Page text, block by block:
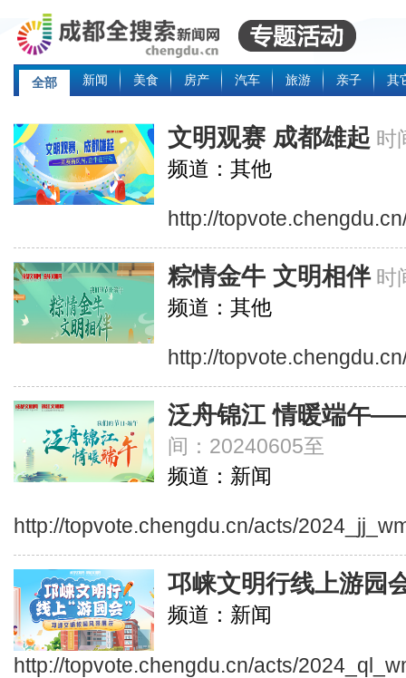
全部 新闻 美食 房产 汽车 旅游 亲子 其
文明观赛 成都雄起 时
频道：其他
http://
粽情金牛 文明相伴 时
频道：其他
http://
泛舟锦江 情暖端午
间：20240605至
频道：新闻
http://topvote.chengdu.cn/acts/
邛崃文明行线上游园
频道：新闻
http://topvote.chengdu.cn/acts/